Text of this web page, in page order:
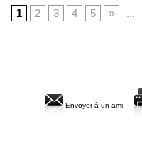
1
2 3 4 5 » ...
Envoyer à un ami